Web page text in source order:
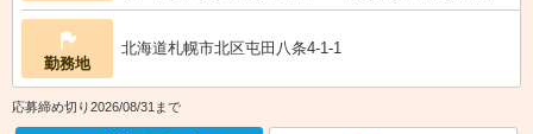
勤務地
北海道札幌市北区屯田八条4-1-1
応募締め切り2026/08/31まで